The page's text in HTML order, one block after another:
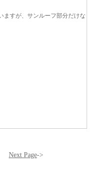
ますが、サンルーフ部分だけな
Next Page->